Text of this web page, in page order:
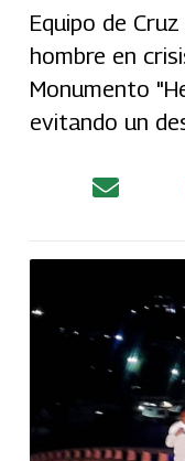
Equipo de
hombre en
Monumento
evitando un